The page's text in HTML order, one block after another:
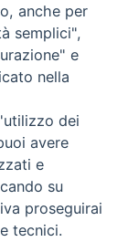
riservati - Vita
Torna
anche per
semplici",
e
nella
dei
avere
e
su
proseguirai
tecnici.